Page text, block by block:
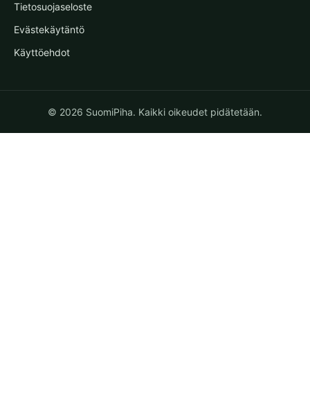
Tietosuojaseloste
Evästekäytäntö
Käyttöehdot
© 2026 SuomiPiha. Kaikki oikeudet pidätetään.